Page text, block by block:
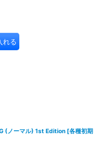
れる
(ノーマル) 1st Edition [各種初期